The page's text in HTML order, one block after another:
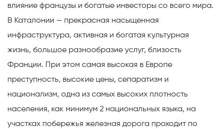
влияние французы и богатые инвесторы со всего мира.
В Каталонии — прекрасная насыщенная
инфраструктура, активная и богатая культурная
жизнь, большое разнообразие услуг, близость
Франции. При этом самая высокая в Европе
преступность, высокие цены, сепаратизм и
национализм, одна из самых высоких плотность
населения, как минимум 2 национальных языка, на
участках побережья железная дорога проходит по